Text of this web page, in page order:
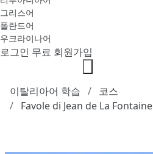
그리스어
폴란드어
우크라이나어
로그인 무료 회원가입
이탈리아어 학습
코스
Favole di Jean de La Fontaine